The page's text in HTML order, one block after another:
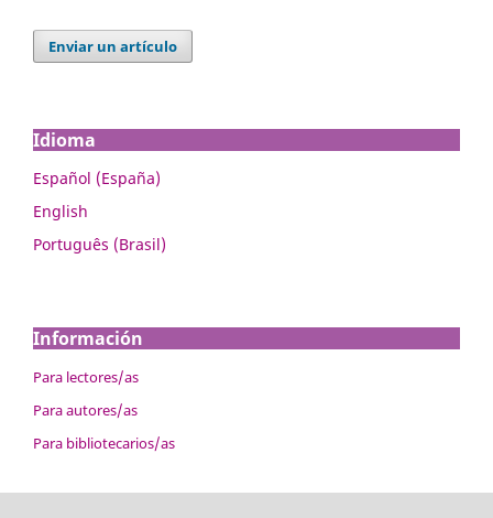
Enviar un artículo
Idioma
Español (España)
English
Português (Brasil)
Información
Para lectores/as
Para autores/as
Para bibliotecarios/as